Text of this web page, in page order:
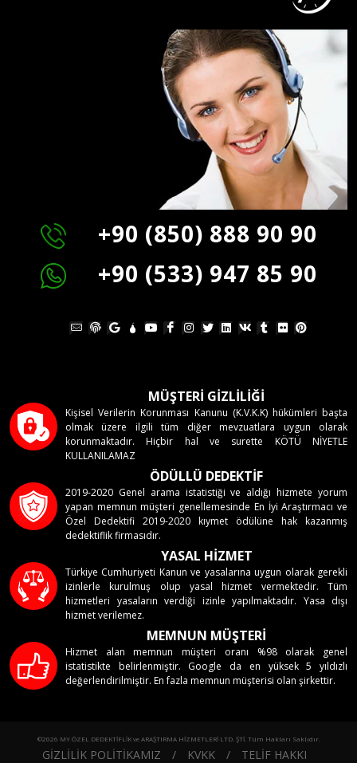
+90 (850) 888 90 90
+90 (533) 947 85 90
MÜŞTERİ GİZLİLİĞİ
Kişisel Verilerin Korunması Kanunu (K.V.K.K) hükümleri başta
olmak üzere ilgili tüm diğer mevzuatlara uygun olarak
korunmaktadır. Hiçbir hal ve surette KÖTÜ NİYETLE
KULLANILAMAZ
ÖDÜLLÜ DEDEKTİF
2019-2020 Genel arama istatistiği ve aldığı hizmete yorum
yapan memnun müşteri genellemesinde En İyi Araştırmacı ve
Özel Dedektifi 2019-2020 kıymet ödülüne hak kazanmış
dedektiflik firmasıdır.
YASAL HİZMET
Türkiye Cumhuriyeti Kanun ve yasalarına uygun olarak gerekli
izinlerle kurulmuş olup yasal hizmet vermektedir. Tüm
hizmetleri yasaların verdiği izinle yapılmaktadır. Yasa dışı
hizmet verilemez.
MEMNUN MÜŞTERİ
Hizmet alan memnun müşteri oranı %98 olarak genel
istatistikte belirlenmiştir. Google da en yüksek 5 yıldızlı
değerlendirilmiştir. En fazla memnun müşterisi olan şirkettir.
©2026 MY ÖZEL DEDEKTİFLİK ve ARAŞTIRMA HİZMETLERİ LTD. ŞTİ. Tüm Hakları Saklıdır.
GİZLİLİK POLİTİKAMIZ / KVKK / TELİF HAKKI